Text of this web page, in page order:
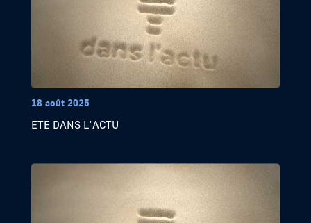
18 août 2025
ETE DANS L’ACTU